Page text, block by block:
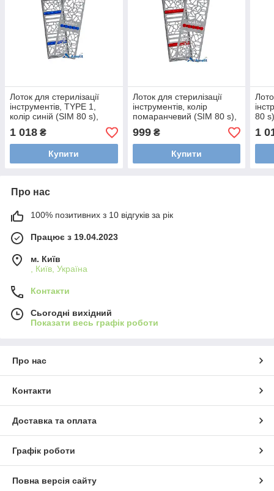
Лоток для стерилізації
інструментів, TYPE 1,
колір синій (SIM 80 s),
(Meddins), 1 шт.
1 018 ₴
Купити
Лоток для стерилізації
інструментів, колір
помаранчевий (SIM 80 s),
(Meddins), 1 шт.
999₴
Купити
80
1
Про нас
100% позитивних з 10 відгуків за рік
Працює з 19.04.2023
м. Київ
, Київ, Україна
Контакти
Сьогодні вихідний
Показати весь графік роботи
Про нас
Контакти
Доставка та оплата
Графік роботи
Повна версія сайту